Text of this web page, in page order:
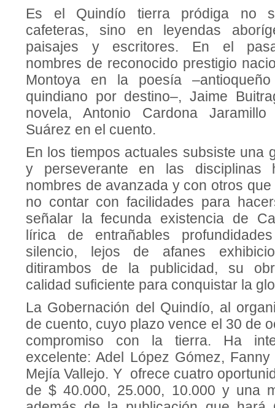
Es el Quindío tierra pródiga no
cafeteras, sino en leyendas
paisajes y escritores. En el
nombres de reconocido prestigio
Montoya en la poesía
quindiano por desti­no–, Jaime
novela, Antonio Cardona
Suárez en el cuento.
En los tiempos actuales subsiste una
y perseverante en las disci­plinas
nomb­res de avanzada y con otros
no contar con facilidades para
señalar la fecunda existencia de
lírica de entrañables
silencio, lejos de afanes
ditirambos de la publicidad, su
calidad suficiente para conquistar la
La Gobernación del Quindío, al
de cuento, cuyo plazo vence el 30 de
comp­romiso con la tierra. Ha
excelente: Adel López Gómez,
Mejía Vallejo. Y ofrece cuatro
de $ 40.000, 25.000, 10.000 y una